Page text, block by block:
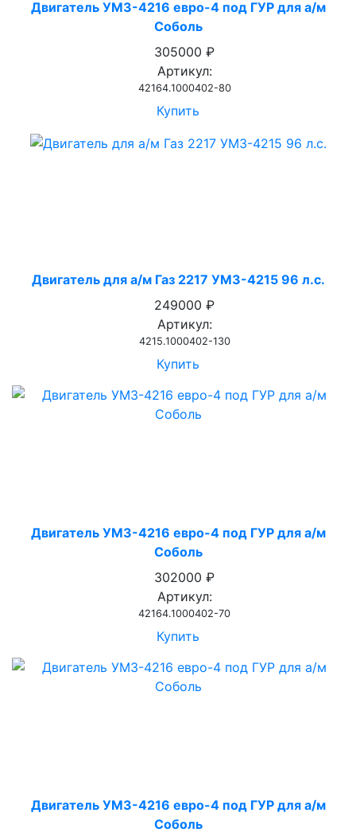
Двигатель УМЗ-4216 евро-4 под ГУР для а/м
Соболь
305000 ₽
Артикул:
42164.1000402-80
Купить
Двигатель для а/м Газ 2217 УМЗ-4215 96 л.с.
249000 ₽
Артикул:
4215.1000402-130
Купить
Двигатель УМЗ-4216 евро-4 под ГУР для а/м
Соболь
302000 ₽
Артикул:
42164.1000402-70
Купить
Двигатель УМЗ-4216 евро-4 под ГУР для а/м
Соболь